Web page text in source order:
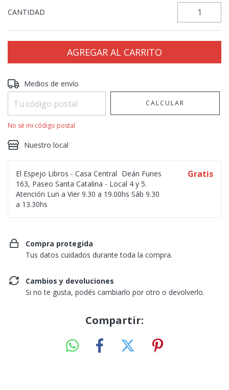
CANTIDAD
Entregas para el CP:
Medios de envío
CALCULAR
No sé mi código postal
Nuestro local
El Espejo Libros - Casa Central Deán Funes
163, Paseo Santa Catalina - Local 4 y 5.
Atención Lun a Vier 9.30 a 19.00hs Sáb 9.30
a 13.30hs
Gratis
Compra protegida
Tus datos cuidados durante toda la compra.
Cambios y devoluciones
Si no te gusta, podés cambiarlo por otro o devolverlo.
Compartir: